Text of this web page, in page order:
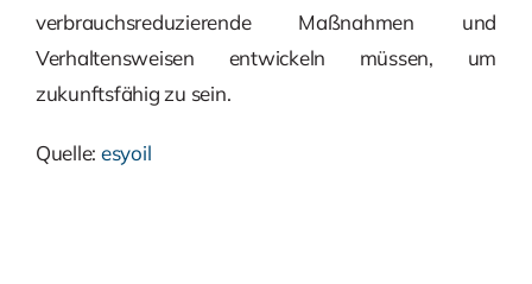
verbrauchsreduzierende Maßnahmen und
Verhaltensweisen entwickeln müssen, um
zukunftsfähig zu sein.
Quelle: esyoil